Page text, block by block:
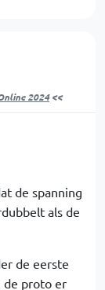
2024<<
de spanning
als de
de eerste
de proto er